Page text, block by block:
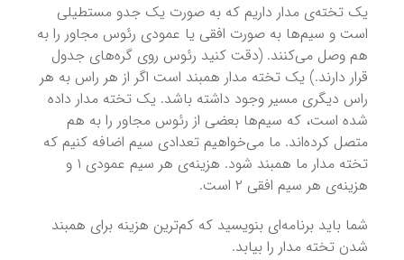
یک تخته‌ی مدار داریم که به صورت یک جدو مستطیلی
است و سیم‌ها به صورت افقی یا عمودی رئوس مجاور را به
هم وصل می‌کنند. (دقت کنید رئوس روی گره‌های جدول
قرار دارند.) یک تخته مدار همبند است اگر از هر راس به هر
راس دیگری مسیر وجود داشته باشد. یک تخته مدار داده
شده است، که سیم‌ها بعضی از رئوس مجاور را به هم
متصل کرده‌اند. ما می‌خواهیم تعدادی سیم اضافه کنیم که
تخته مدار ما همبند شود. هزینه‌ی هر سیم عمودی ۱ و
هزینه‌ی هر سیم افقی ۲ است.
شما باید برنامه‌ای بنویسید که کم‌ترین هزینه برای همبند
شدن تخته مدار را بیابد.